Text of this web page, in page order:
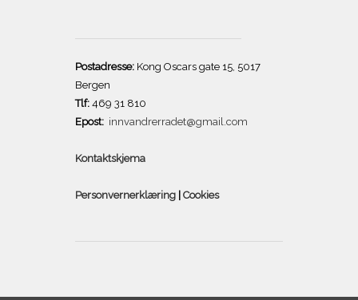
Postadresse: Kong Oscars gate 15, 5017
Bergen
Tlf: 469 31 810
Epost: innvandrerradet@gmail.com
Kontaktskjema
Personvernerklæring Cookies